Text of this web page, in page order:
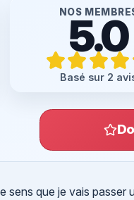
NOS
5.0
Basé sur 2
sens que je vais